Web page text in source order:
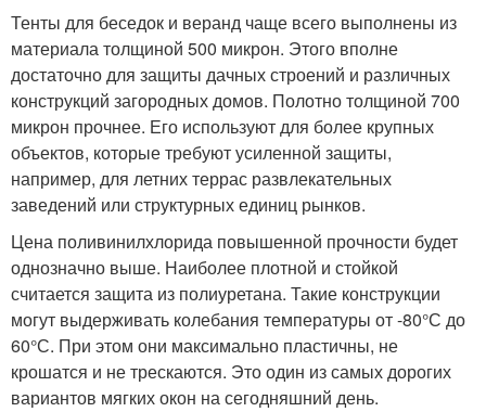
Тенты для беседок и веранд чаще всего выполнены из
материала толщиной 500 микрон. Этого вполне
достаточно для защиты дачных строений и различных
конструкций загородных домов. Полотно толщиной 700
микрон прочнее. Его используют для более крупных
объектов, которые требуют усиленной защиты,
например, для летних террас развлекательных
заведений или структурных единиц рынков.
Цена поливинилхлорида повышенной прочности будет
однозначно выше. Наиболее плотной и стойкой
считается защита из полиуретана. Такие конструкции
могут выдерживать колебания температуры от -80°С до
60°С. При этом они максимально пластичны, не
крошатся и не трескаются. Это один из самых дорогих
вариантов мягких окон на сегодняшний день.